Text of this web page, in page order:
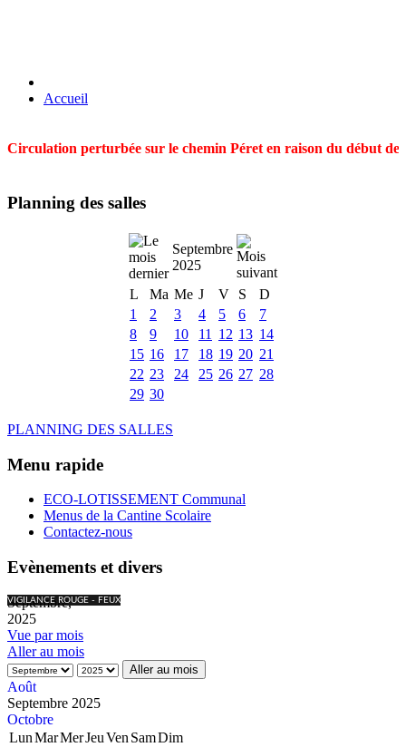
Accueil
Circulation perturbée sur le chemin Péret en raison du début
Planning des salles
Septembre
2025
L
Ma Me J V S
D
1
2 3 4 5 6
7
8
9 10 11 12 13 14
15 16 17 18 19 20 21
22 23 24 25 26 27 28
29 30
PLANNING DES SALLES
Menu rapide
ECO-LOTISSEMENT Communal
Menus de la Cantine Scolaire
Contactez-nous
Evènements et divers
VIGILANCE ROUGE - FEUX
Septembre,
2025
Vue par mois
Aller au mois
Aller au mois
Août
Septembre 2025
Octobre
LunMarMerJeuVen SamDim